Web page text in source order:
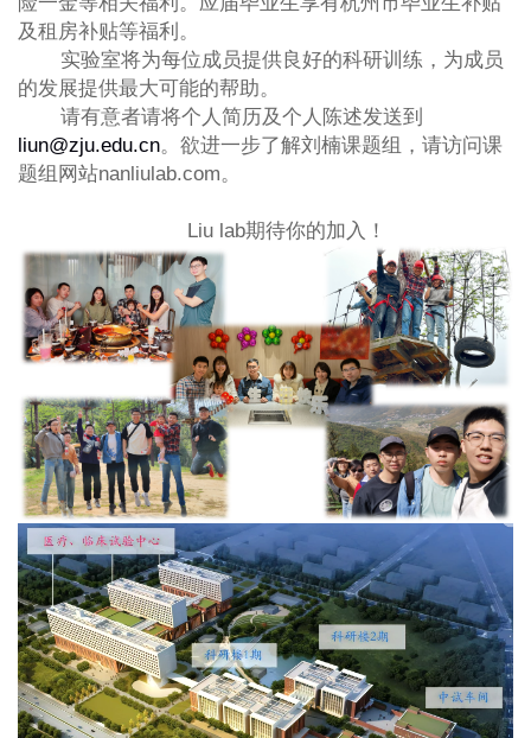
及租房补贴等福利。
实验室将为每位成员提供良好的科研训练，为成员
的发展提供最大可能的帮助。
请有意者请将个人简历及个人陈述发送到
liun@zju.edu.cn。欲进一步了解刘楠课题组，请访问课
题组网站nanliulab.com。
Liu lab期待你的加入！